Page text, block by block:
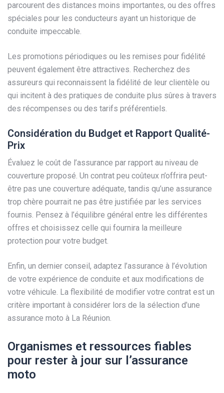
parcourent des distances moins importantes, ou des offres
spéciales pour les conducteurs ayant un historique de
conduite impeccable.
Les promotions périodiques ou les remises pour fidélité
peuvent également être attractives. Recherchez des
assureurs qui reconnaissent la fidélité de leur clientèle ou
qui incitent à des pratiques de conduite plus sûres à travers
des récompenses ou des tarifs préférentiels.
Considération du Budget et Rapport Qualité-
Prix
Évaluez le coût de l’assurance par rapport au niveau de
couverture proposé. Un contrat peu coûteux n’offrira peut-
être pas une couverture adéquate, tandis qu’une assurance
trop chère pourrait ne pas être justifiée par les services
fournis. Pensez à l’équilibre général entre les différentes
offres et choisissez celle qui fournira la meilleure
protection pour votre budget.
Enfin, un dernier conseil, adaptez l’assurance à l’évolution
de votre expérience de conduite et aux modifications de
votre véhicule. La flexibilité de modifier votre contrat est un
critère important à considérer lors de la sélection d’une
assurance moto à La Réunion.
Organismes et ressources fiables
pour rester à jour sur l’assurance
moto